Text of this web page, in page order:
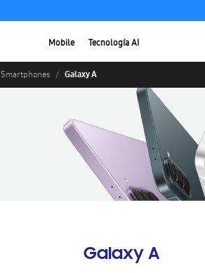
Mobile Tecnología AI
Smartphones Galaxy A
Galaxy A